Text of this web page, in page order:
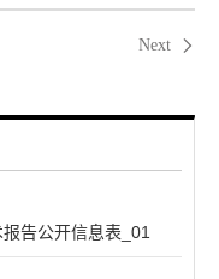
Next
告公开信息表_01